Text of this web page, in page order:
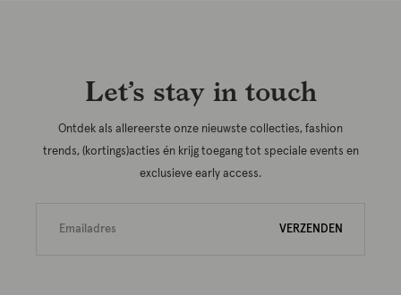
Let’s stay in touch
Ontdek als allereerste onze nieuwste collecties, fashion
trends, (kortings)acties én krijg toegang tot speciale events en
exclusieve early access.
VERZENDEN